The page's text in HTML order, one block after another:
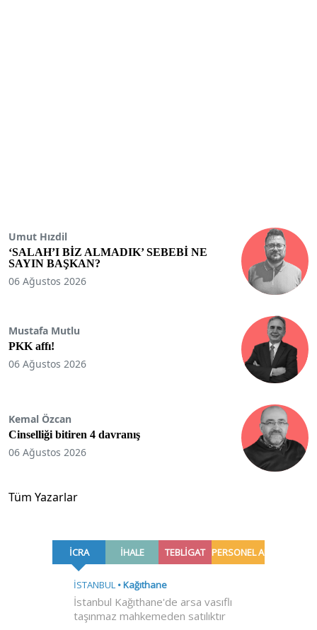
Umut Hızdil
‘SALAH’I BİZ ALMADIK’ SEBEBİ NE
SAYIN BAŞKAN?
06 Ağustos 2026
Mustafa Mutlu
PKK affı!
06 Ağustos 2026
Kemal Özcan
Cinselliği bitiren 4 davranış
06 Ağustos 2026
Tüm Yazarlar